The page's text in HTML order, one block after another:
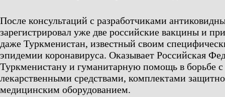
После консультаций с разработчиками
зарегистрировал уже две российские вакцины и
даже Туркменистан, известный своим
эпидемии коронавируса. Оказывает Российская
Туркменистану и гуманитарную помощь в борьбе
лекарственными средствами, комплектами
медицинским оборудованием.